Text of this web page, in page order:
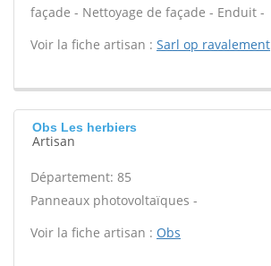
façade - Nettoyage de façade - Enduit -
Voir la fiche artisan : Sarl op ravalement
Obs Les herbiers
Artisan
Département: 85
Panneaux photovoltaïques -
Voir la fiche artisan : Obs